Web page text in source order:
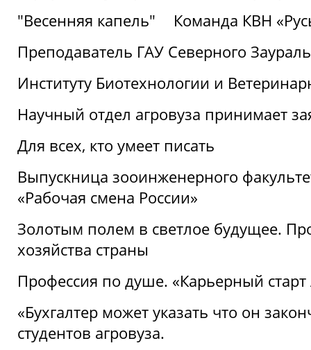
"Весенняя капель"
Команда КВН
Преподаватель ГАУ Северного
Институту Биотехнологии и
Научный отдел агровуза принимает
Для всех, кто умеет писать
Выпускница зооинженерного
«Рабочая смена России»
Золотым полем в светлое будущее.
хозяйства страны
Профессия по душе. «Карьерный
«Бухгалтер может указать что он
студентов агровуза.